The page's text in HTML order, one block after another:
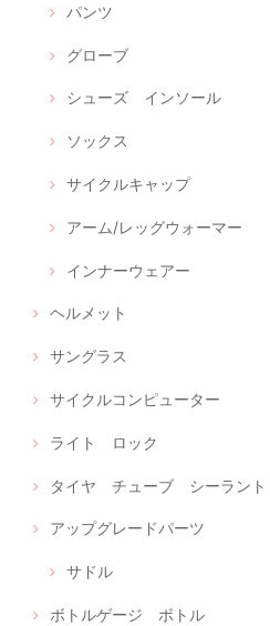
パンツ
グローブ
シューズ インソール
ソックス
サイクルキャップ
アーム/レッグウォーマー
インナーウェアー
ヘルメット
サングラス
サイクルコンピューター
ライト ロック
タイヤ チューブ シーラント
アップグレードパーツ
サドル
ボトルゲージ ボトル